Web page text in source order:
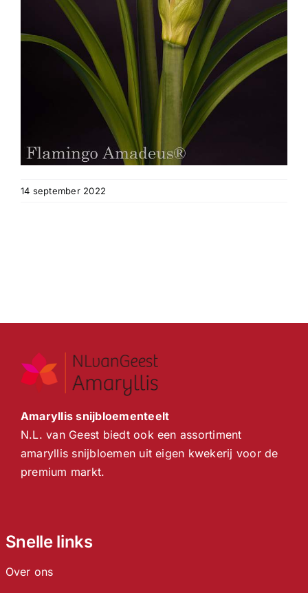
14 september 2022
Amaryllis snijbloementeelt
N.L. van Geest biedt ook een assortiment
amaryllis snijbloemen uit eigen kwekerij voor de
premium markt.
Snelle links
Over ons